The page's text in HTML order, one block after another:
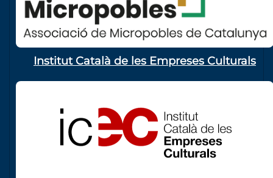
Institut Català de les Empreses Culturals